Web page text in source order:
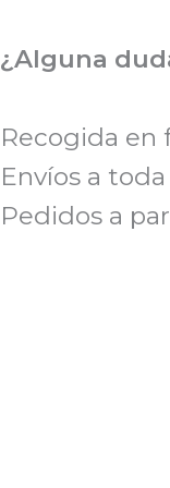
al
¿Alguna
Recogida en
Envíos a
Pedidos a